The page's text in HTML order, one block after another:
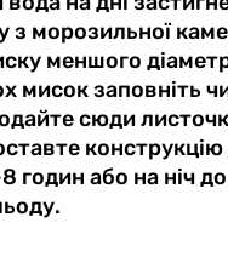
з морозильної
меншого
мисок заповніть
сюди
годин або на ніч